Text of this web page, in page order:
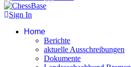
Sign In
Home
Berichte
aktuelle Ausschreibungen
Dokumente